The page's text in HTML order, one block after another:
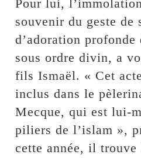
Pour lui,
souvenir du geste de
d’adoration profonde
sous ordre divin, a
fils Ismaël. « Cet
inclus dans le
Mecque, qui est lui-
piliers de l’islam »,
cette année, il trouve